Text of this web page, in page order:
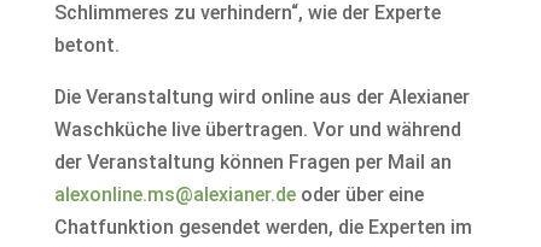
Schlimmeres zu verhindern“, wie der Experte
betont.
Die Veranstaltung wird online aus der Alexianer
Waschküche live übertragen. Vor und während
der Veranstaltung können Fragen per Mail an
alexonline.ms@alexianer.deoder über eine
Chatfunktion gesendet werden, die Experten im